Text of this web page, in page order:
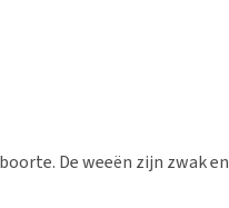
De weeën zijn zwak en